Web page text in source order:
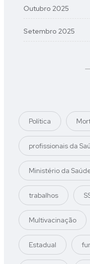
Outubro 2025
Setembro 2025
Política
profissionais da
Ministério da
trabalhos
Multivacinação
Estadual